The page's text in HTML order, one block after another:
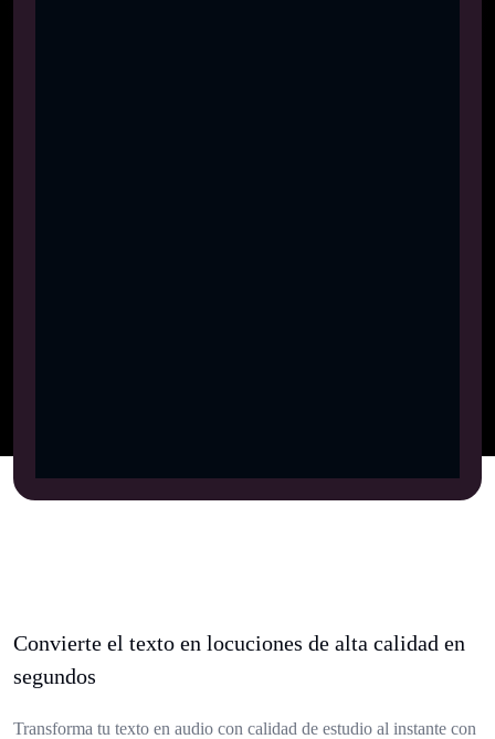
Convierte el texto en locuciones de alta calidad en
segundos
Transforma tu texto en audio con calidad de estudio al instante con